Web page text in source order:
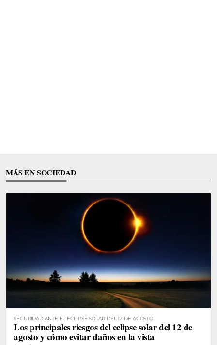
MÁS EN SOCIEDAD
SEGURIDAD ANTE EL ECLIPSE SOLAR DEL 12 DE AGOSTO
Los principales riesgos del eclipse solar del 12 de
agosto y cómo evitar daños en la vista